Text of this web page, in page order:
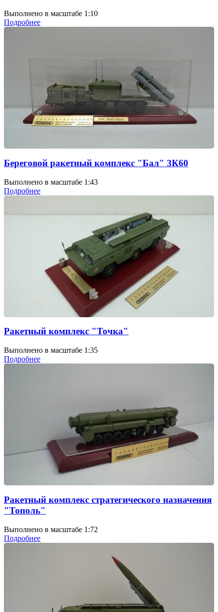
Выполнено в масштабе 1:10
Подробнее
Береговой ракетный комплекс "Бал" 3К60
Выполнено в масштабе 1:43
Подробнее
Ракетный комплекс "Точка"
Выполнено в масштабе 1:35
Подробнее
Ракетный комплекс стратегического назначения
"Тополь"
Выполнено в масштабе 1:72
Подробнее